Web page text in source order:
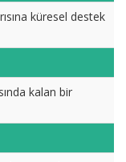
küresel destek
kalan bir